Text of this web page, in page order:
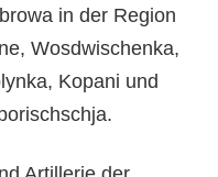
in der Region
Wosdwischenka,
Kopani und